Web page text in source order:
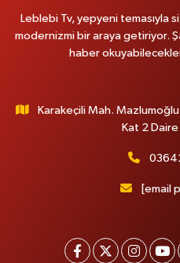
Leblebi Tv, yepyeni temasıyla
modernizmi bir araya getiriyor.
haber
Karakeçili Mah.
Kat 2
[email